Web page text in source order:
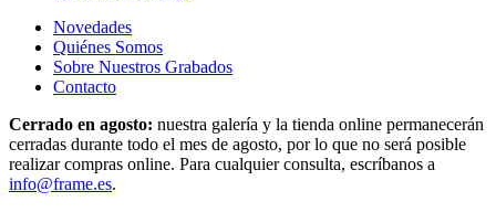
Novedades
Quiénes Somos
Sobre Nuestros Grabados
Contacto
Cerrado en agosto: nuestra galería y la tienda online permanecerán
cerradas durante todo el mes de agosto, por lo que no será posible
realizar compras online. Para cualquier consulta, escríbanos a
info@frame.es.